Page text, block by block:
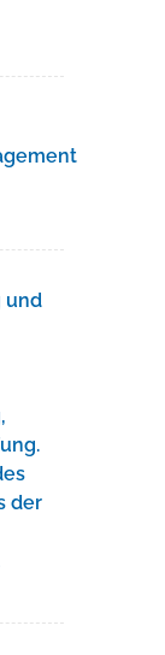
und
der